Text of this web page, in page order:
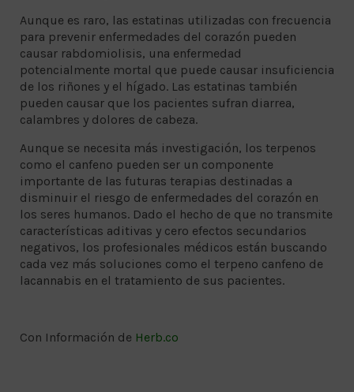
Aunque es raro, las estatinas utilizadas con frecuencia
para prevenir enfermedades del corazón pueden
causar rabdomiolisis, una enfermedad
potencialmente mortal que puede causar insuficiencia
de los riñones y el hígado. Las estatinas también
pueden causar que los pacientes sufran diarrea,
calambres y dolores de cabeza.
Aunque se necesita más investigación, los terpenos
como el canfeno pueden ser un componente
importante de las futuras terapias destinadas a
disminuir el riesgo de enfermedades del corazón en
los seres humanos. Dado el hecho de que no transmite
características aditivas y cero efectos secundarios
negativos, los profesionales médicos están buscando
cada vez más soluciones como el terpeno canfeno de
lacannabis en el tratamiento de sus pacientes.
Con Información de Herb.co